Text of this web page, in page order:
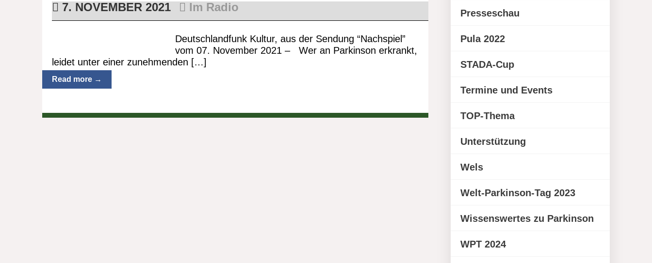
7. NOVEMBER 2021
Im Radio
Deutschlandfunk Kultur, aus der Sendung “Nachspiel”
vom 07. November 2021 – Wer an Parkinson erkrankt,
leidet unter einer zunehmenden […]
Read more →
Presseschau
Pula 2022
STADA-Cup
Termine und Events
TOP-Thema
Unterstützung
Wels
Welt-Parkinson-Tag 2023
Wissenswertes zu Parkinson
WPT 2024